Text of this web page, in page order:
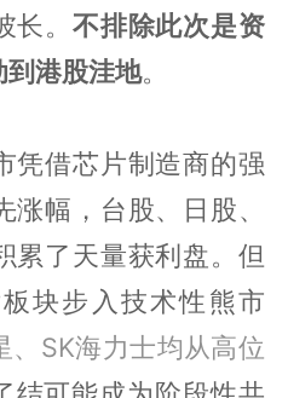
长。不排除此次是资
到港股洼地。
凭借芯片制造商的强
幅，台股、日股、
累了天量获利盘。但
块步入技术性熊市
、SK海力士均从高位